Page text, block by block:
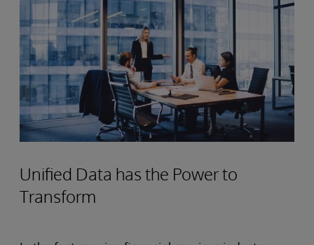
Unified Data has the Power to
Transform